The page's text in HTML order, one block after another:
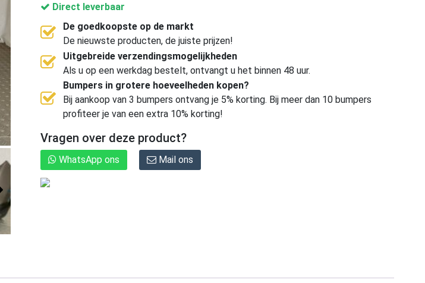
Direct leverbaar
De goedkoopste op de markt
De nieuwste producten, de juiste prijzen!
Uitgebreide verzendingsmogelijkheden
Als u op een werkdag bestelt, ontvangt u het binnen 48 uur.
Bumpers in grotere hoeveelheden kopen?
Bij aankoop van 3 bumpers ontvang je 5% korting. Bij meer dan 10 bumpers
profiteer je van een extra 10% korting!
Vragen over deze product?
WhatsApp ons Mail ons